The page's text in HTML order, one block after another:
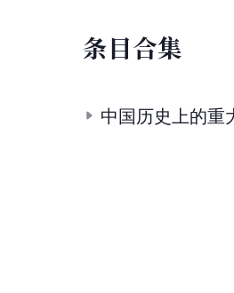
条目合集
中国历史上的重